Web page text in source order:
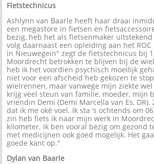
Fietstechnicus
Ashlynn van Baarle heeft haar draai
een megastore in fietsen en
bezig, heb het als fietsenmaker
volg daarnaast een opleiding aan het
in Nieuwegein" zegt de fietstechnicus bij
Moordrecht betrokken te blijven bij de
heb ik het voordien psychisch moeilijk
niet voor een afscheid heb gekozen te
wielrennen, maar vanwege mijn ziekte
krijg veel steun van familie, moeder, mijn
vriendin Demi (Demi Marcella van Es,
dat ik me oké voel. Ik sta ’s ochtends om
zin heb fiets ik naar mijn werk in
kilometer. Ik ben vooral bezig om gezond
met medicijnen ook goed mogelijk. Het
goede kant op."
Dylan van Baarle